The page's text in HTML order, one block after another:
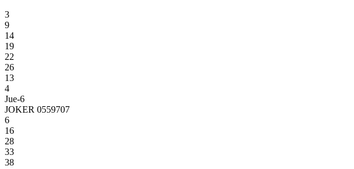
3
9
14
19
22
26
13
4
Jue-6
JOKER 0559707
6
16
28
33
38